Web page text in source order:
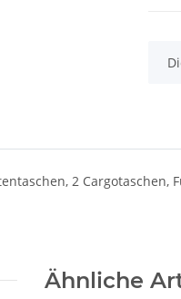
x
2
Ähnliche